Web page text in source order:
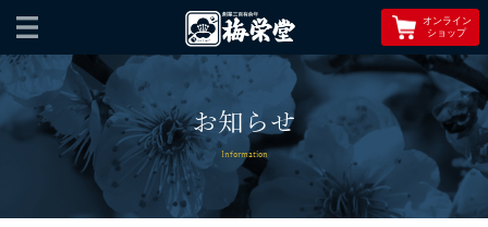
オンライン
ショップ
お知らせ
Information